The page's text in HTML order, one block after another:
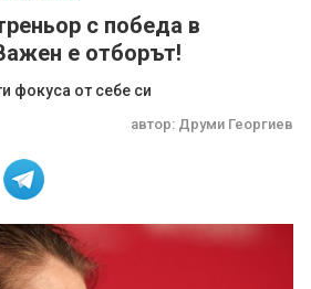
с победа в
е отборът!
фокуса от себе си
автор: Друми Георгиев